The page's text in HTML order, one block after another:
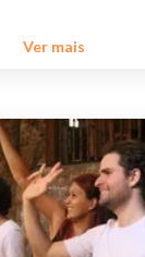
Ver mais